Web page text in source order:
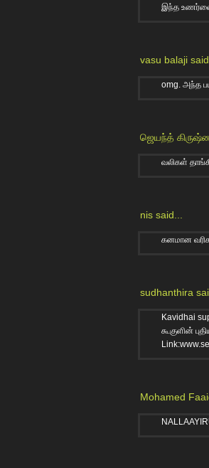
இந்த
vasu balaji
omg. அந்த
ஜெயந்த்
வலிகள்
nis said...
கனமான
sudhanthira
Kavidhai
கூகுளின்
Mohamed